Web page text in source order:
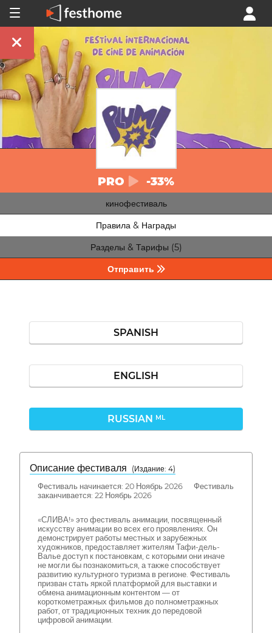
PRO -33%
кинофестиваль
Правила & Награды
Разделы & Тарифы (5)
Отправить
SPANISH
ENGLISH
RUSSIAN ML
Описание фестиваля
( Издание: 4)
Фестиваль начинается: 20 Ноябрь 2026 Фестиваль
заканчивается: 22 Ноябрь 2026
«СЛИВА!» это фестиваль анимации, посвященный
искусству анимации во всех его проявлениях. Он
демонстрирует работы местных и зарубежных
художников, предоставляет жителям Тафи-дель-
Валье доступ к постановкам, с которыми они иначе
не могли бы познакомиться, а также способствует
развитию культурного туризма в регионе. Фестиваль
призван стать яркой платформой для выставки и
обмена анимационным контентом — от
короткометражных фильмов до полнометражных
работ, от традиционных техник до передовой
цифровой анимации.